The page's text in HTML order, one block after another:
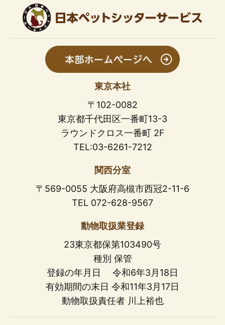
東京本社
〒102-0082
東京都千代田区一番町13-3
ラウンドクロス一番町 2F
TEL:03-6261-7212
関西分室
〒569-0055 大阪府高槻市西冠2-11-6
TEL 072-628-9567
動物取扱業登録
23東京都保第103490号
種別 保管
登録の年月日 令和6年3月18日
有効期間の末日 令和11年3月17日
動物取扱責任者 川上裕也